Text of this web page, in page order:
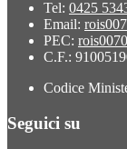
Tel: 0425
Email:
PEC:
C.F.:
Codice
Seguici su